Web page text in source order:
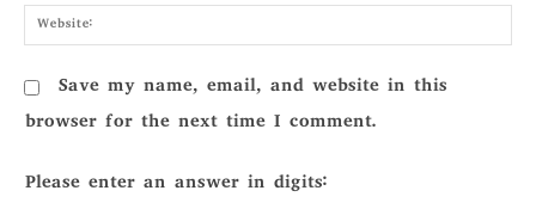
Save my name, email, and website in this
browser for the next time I comment.
Please enter an answer in digits: